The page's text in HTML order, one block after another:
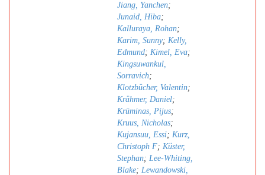
Jiang, Yanchen;
Junaid, Hiba;
Kalluraya, Rohan;
Karim, Sunny; Kelly,
Edmund; Kimel, Eva;
Kingsuwankul,
Sorravich;
Klotzbücher, Valentin;
Krähmer, Daniel;
Krūminas, Pijus;
Kruus, Nicholas;
Kujansuu, Essi; Kurz,
Christoph F; Küster,
Stephan; Lee-Whiting,
Blake; Lewandowski,